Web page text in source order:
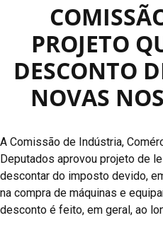
PROJETO
DESCONTO
NOVAS
A Comissão de Indústria,
Deputados aprovou projeto de
descontar do imposto devido,
na compra de máquinas e
desconto é feito, em geral, ao